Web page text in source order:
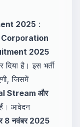
2025 :
2025
है। इस भर्ती
जिसमें
Stream और
हैं। आवेदन
8 नवंबर 2025